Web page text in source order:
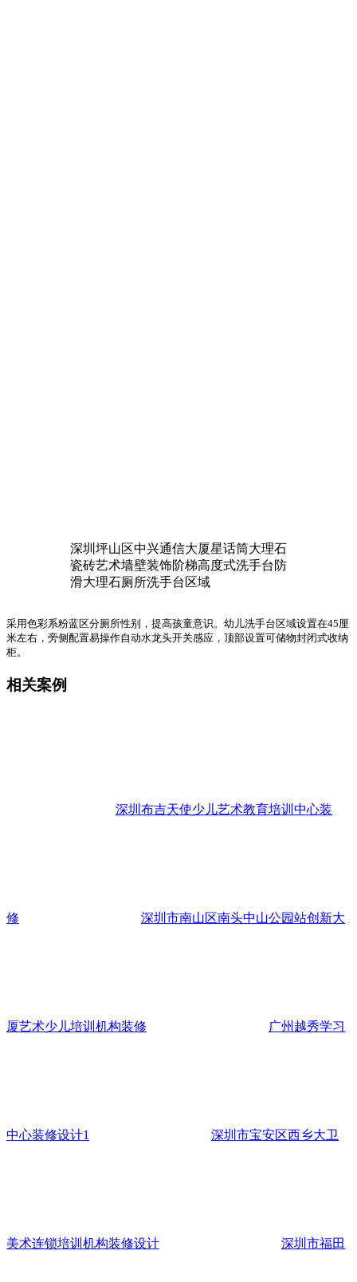
深圳坪山区中兴通信大厦星话筒大理石
瓷砖艺术墙壁装饰阶梯高度式洗手台防
滑大理石厕所洗手台区域
采用色彩系粉蓝区分厕所性别，提高孩童意识。幼儿洗手台区域设置在45厘
米左右，旁侧配置易操作自动水龙头开关感应，顶部设置可储物封闭式收纳
柜。
相关案例
深圳布吉天使少儿艺术教育培训中心装
修 深圳市南山区南头中山公园站创新大
厦艺术少儿培训机构装修 广州越秀学习
中心装修设计1 深圳市宝安区西乡大卫
美术连锁培训机构装修设计 深圳市福田